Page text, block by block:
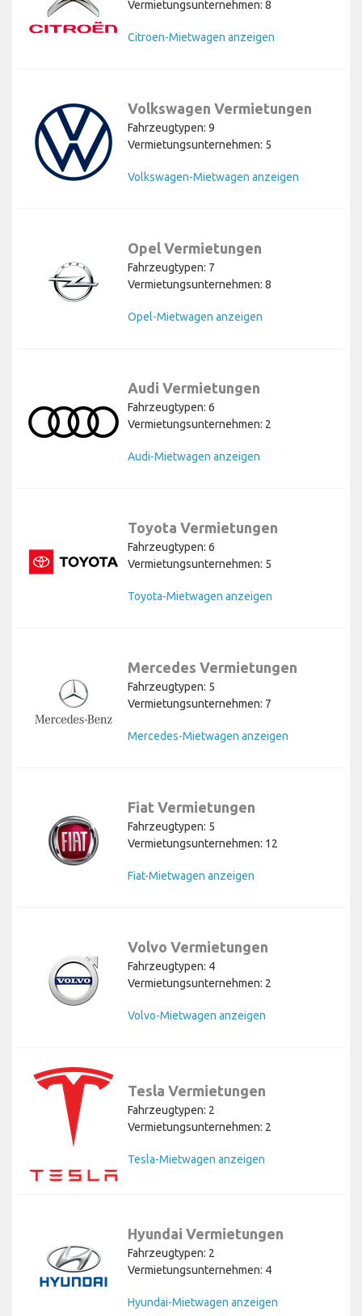
Vermietungsunternehmen: 8
Citroen-Mietwagen anzeigen
Volkswagen Vermietungen
Fahrzeugtypen: 9
Vermietungsunternehmen: 5
Volkswagen-Mietwagen anzeigen
Opel Vermietungen
Fahrzeugtypen: 7
Vermietungsunternehmen: 8
Opel-Mietwagen anzeigen
Audi Vermietungen
Fahrzeugtypen: 6
Vermietungsunternehmen: 2
Audi-Mietwagen anzeigen
Toyota Vermietungen
Fahrzeugtypen: 6
Vermietungsunternehmen: 5
Toyota-Mietwagen anzeigen
Mercedes Vermietungen
Fahrzeugtypen: 5
Vermietungsunternehmen: 7
Mercedes-Mietwagen anzeigen
Fiat Vermietungen
Fahrzeugtypen: 5
Vermietungsunternehmen: 12
Fiat-Mietwagen anzeigen
Volvo Vermietungen
Fahrzeugtypen: 4
Vermietungsunternehmen: 2
Volvo-Mietwagen anzeigen
Tesla Vermietungen
Fahrzeugtypen: 2
Vermietungsunternehmen: 2
Tesla-Mietwagen anzeigen
Hyundai Vermietungen
Fahrzeugtypen: 2
Vermietungsunternehmen: 4
Hyundai-Mietwagen anzeigen